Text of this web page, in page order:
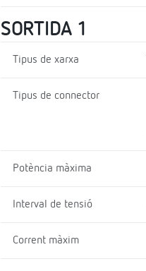
SORTIDA 1
Tipus de xarxa
Tipus de connector
Potència màxima
Interval de tensió
Corrent màxim